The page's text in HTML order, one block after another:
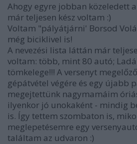
Ahogy egyre jobban közeledett
már teljesen kész voltam :)
Voltam "pályátjárni' Borsod
még biciklivel is!
A nevezési lista láttán már
voltam: több, mint 80 autó;
tömkelege!!! A versenyt
gépátvétel végére és egy újabb
megejtettünk nagymamáim
ilyenkor jó unokaként - mindig
is. Így tettem szombaton is,
meglepetésemre egy
találtam az udvaron :)